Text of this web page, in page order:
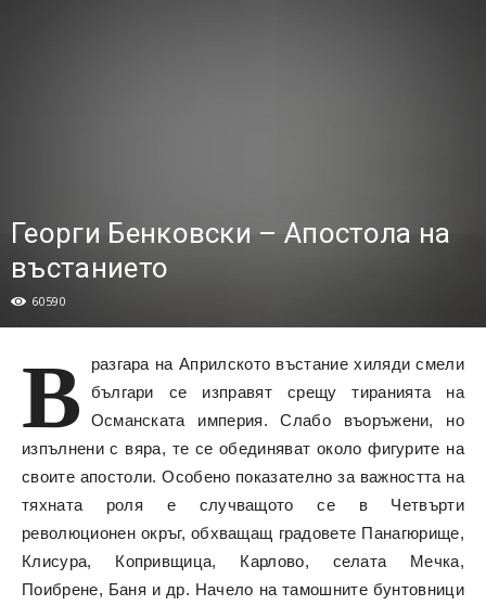
Георги Бенковски – Апостола на
въстанието
60590
В
разгара на Априлското въстание хиляди смели
българи се изправят срещу тиранията на
Османската империя. Слабо въоръжени, но
изпълнени с вяра, те се обединяват около фигурите на
своите апостоли. Особено показателно за важността на
тяхната роля е случващото се в Четвърти
революционен окръг, обхващащ градовете Панагюрище,
Клисура, Копривщица, Карлово, селата Мечка,
Поибрене, Баня и др. Начело на тамошните бунтовници